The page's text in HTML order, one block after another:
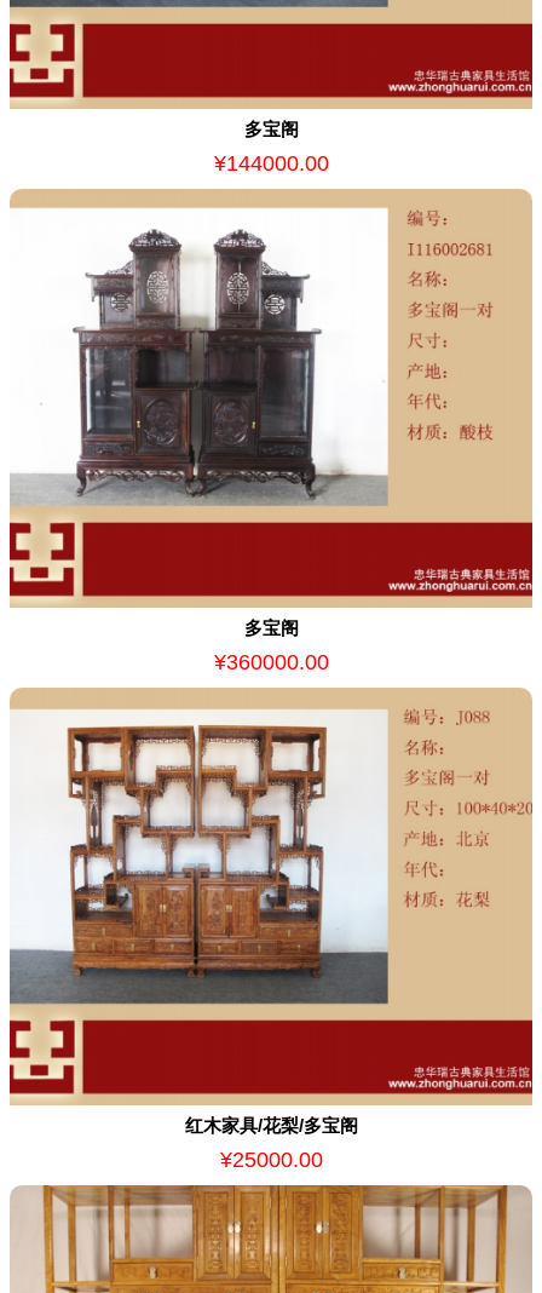
多宝阁
¥144000.00
多宝阁
¥360000.00
红木家具/花梨/多宝阁
¥25000.00